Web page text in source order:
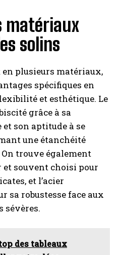
matériaux
solins
plusieurs matériaux,
spécifiques en
et esthétique. Le
grâce à sa
son aptitude à se
une étanchéité
trouve également
et souvent choisi pour
et l’acier
sa robustesse face aux
sévères.
des tableaux